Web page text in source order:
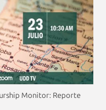
Monitor: Reporte